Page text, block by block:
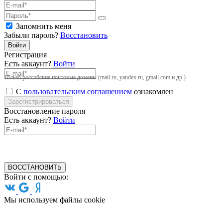
Запомнить меня
Забыли пароль? Восстановить
Войти
Регистрация
Есть аккаунт? Войти
Только российские почтовые домены (mail.ru, yandex.ru, gmail.com и др.)
С пользовательским соглашением ознакомлен
Зарегистрироваться
Восстановление пароля
Есть аккаунт? Войти
ВОССТАНОВИТЬ
Войти с помощью:
Мы используем файлы cookie